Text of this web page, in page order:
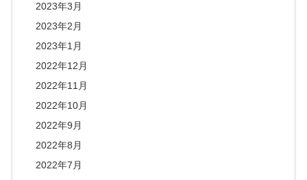
2023年3月
2023年2月
2023年1月
2022年12月
2022年11月
2022年10月
2022年9月
2022年8月
2022年7月